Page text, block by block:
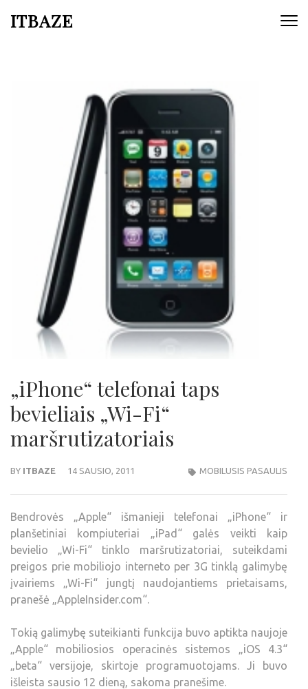
ITBAZE
„iPhone“ telefonai taps
bevieliais „Wi-Fi“
maršrutizatoriais
BY ITBAZE 14 SAUSIO, 2011 MOBILUSIS PASAULIS
Bendrovės „Apple“ išmanieji telefonai „iPhone“ ir
planšetiniai kompiuteriai „iPad“ galės veikti kaip
bevielio „Wi-Fi“ tinklo maršrutizatoriai, suteikdami
preigos prie mobiliojo interneto per 3G tinklą galimybę
įvairiems „Wi-Fi“ jungtį naudojantiems prietaisams,
pranešė „AppleInsider.com“.
Tokią galimybę suteikianti funkcija buvo aptikta naujoje
„Apple“ mobiliosios operacinės sistemos „iOS 4.3“
„beta“ versijoje, skirtoje programuotojams. Ji buvo
išleista sausio 12 dieną, sakoma pranešime.